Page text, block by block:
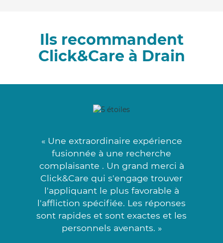
Ils recommandent
Click&Care à Drain
« Une extraordinaire expérience
fusionnée à une recherche
complaisante . Un grand merci à
Click&Care qui s'engage trouver
l'appliquant le plus favorable à
l'affliction spécifiée. Les réponses
sont rapides et sont exactes et les
personnels avenants. »